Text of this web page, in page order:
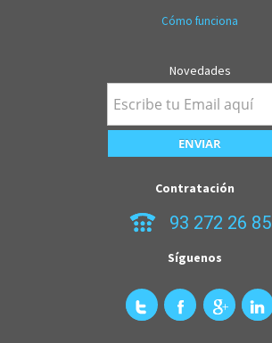
Cómo funciona
Novedades
Contratación
93 272 26 85
Síguenos